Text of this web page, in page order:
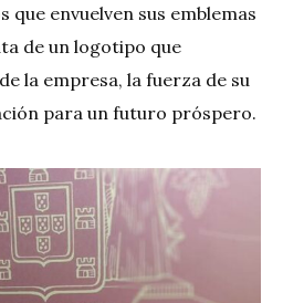
envuelven sus emblemas
de un logotipo que
la empresa, la fuerza de su
para un futuro próspero.